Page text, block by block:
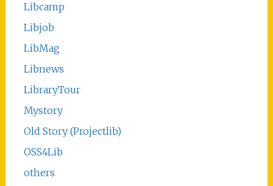
Libcamp
Libjob
LibMag
Libnews
LibraryTour
Mystory
Old Story (Projectlib)
OSS4Lib
others